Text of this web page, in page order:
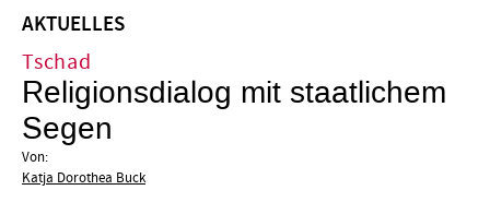
AKTUELLES
Tschad
Religionsdialog mit staatlichem
Segen
Von:
Katja Dorothea Buck